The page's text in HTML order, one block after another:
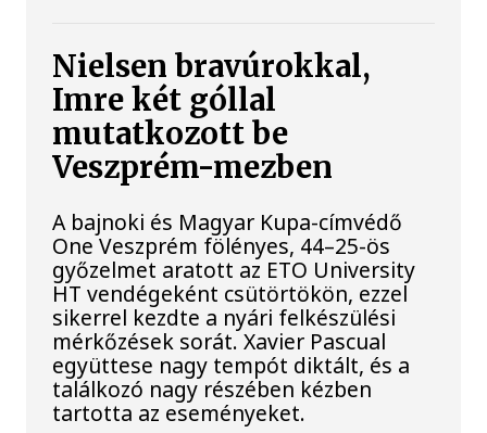
Nielsen bravúrokkal,
Imre két góllal
mutatkozott be
Veszprém-mezben
A bajnoki és Magyar Kupa-címvédő
One Veszprém fölényes, 44–25-ös
győzelmet aratott az ETO University
HT vendégeként csütörtökön, ezzel
sikerrel kezdte a nyári felkészülési
mérkőzések sorát. Xavier Pascual
együttese nagy tempót diktált, és a
találkozó nagy részében kézben
tartotta az eseményeket.